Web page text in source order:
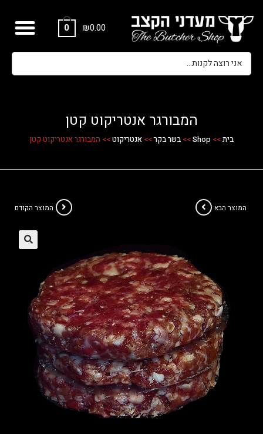
₪0.00
0
המבורגר אנטריקוט קטן
בית>>
Shop
>> בשר בקר>> אנטריקוט>> המבורגר אנטריקוט קטן
המוצר הקודם המוצר הבא